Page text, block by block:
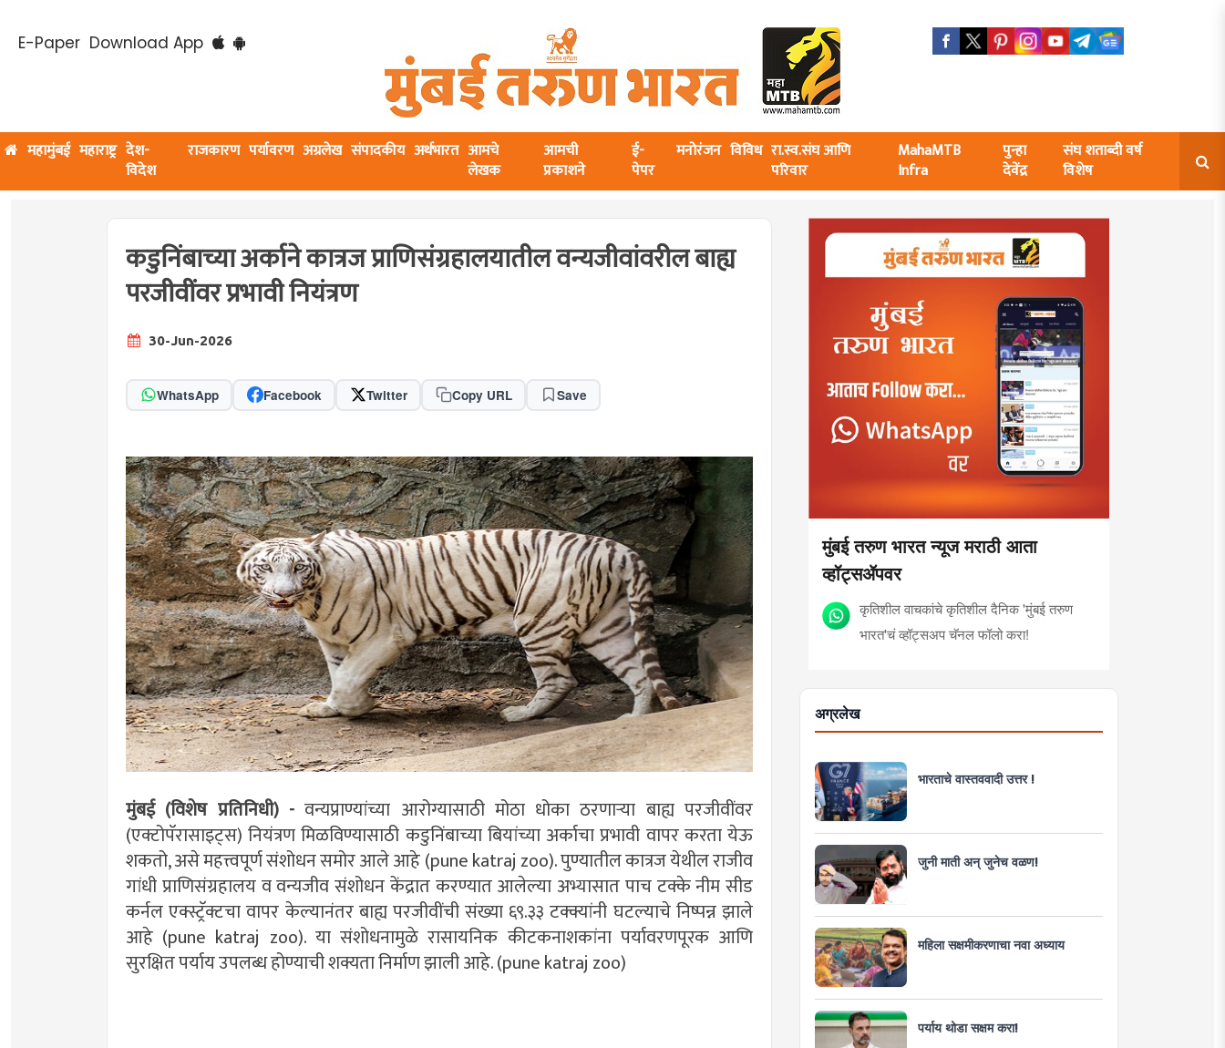
E-Paper Download App
महामुंबई महाराष्ट्र देश-
विदेश
राजकारण पर्यावरण अग्रलेख संपादकीय अर्थभारत आमचे
लेखक
आमची
प्रकाशने
ई-
पेपर
मनोरंजन विविध रा.स्व.संघ आणि
परिवार
MahaMTB
Infra
पुन्हा
देवेंद्र
संघ शताब्दी वर्ष
विशेष
कडुनिंबाच्या अर्काने कात्रज प्राणिसंग्रहालयातील वन्यजीवांवरील बाह्य
परजीवींवर प्रभावी नियंत्रण
30-Jun-2026
WhatsApp Facebook Twitter Copy URL Save
मुंबई (विशेष प्रतिनिधी) -वन्यप्राण्यांच्या आरोग्यासाठी मोठा धोका ठरणाऱ्या बाह्य परजीवींवर
(एक्टोपॅरासाइट्स) नियंत्रण मिळविण्यासाठी कडुनिंबाच्या बियांच्या अर्काचा प्रभावी वापर करता येऊ
शकतो, असे महत्त्वपूर्ण संशोधन समोर आले आहे (pune katraj zoo). पुण्यातील कात्रज येथील राजीव
गांधी प्राणिसंग्रहालय व वन्यजीव संशोधन केंद्रात करण्यात आलेल्या अभ्यासात पाच टक्के नीम सीड
कर्नल एक्स्ट्रॅक्टचा वापर केल्यानंतर बाह्य परजीवींची संख्या ६९.३३ टक्क्यांनी घटल्याचे निष्पन्न झाले
आहे (pune katraj zoo). या संशोधनामुळे रासायनिक कीटकनाशकांना पर्यावरणपूरक आणि
सुरक्षित पर्याय उपलब्ध होण्याची शक्यता निर्माण झाली आहे. (pune katraj zoo)
मुंबई तरुण भारत न्यूज मराठी आता
व्हॉट्सॲपवर
कृतिशील वाचकांचे कृतिशील दैनिक 'मुंबई तरुण
भारत'चं व्हॉट्सअप चॅनल फॉलो करा!
अग्रलेख
भारताचे वास्तववादी उत्तर !
जुनी माती अन् जुनेच वळण!
महिला सक्षमीकरणाचा नवा अध्याय
पर्याय थोडा सक्षम करा!